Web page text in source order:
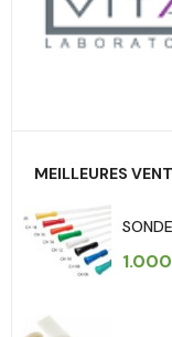
MEILLEURES
1.000